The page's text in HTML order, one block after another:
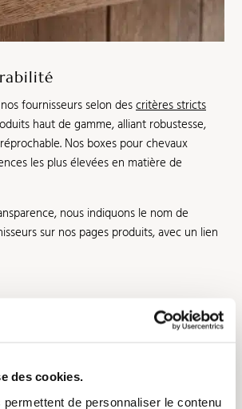
des cookies.
de personnaliser le contenu
fournisseurs selon descritères stricts
haut de gamme, alliant robustesse,
Nos boxes pour chevaux
les plus élevées en matière de
nous indiquons le nom de
sur nos pages produits, avec un lien